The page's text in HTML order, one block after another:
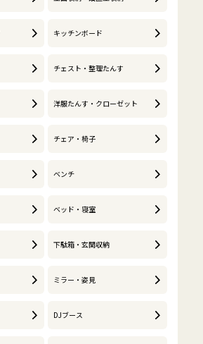
キッチンボード
チェスト・整理たんす
洋服たんす・クローゼット
チェア・椅子
ベンチ
ベッド・寝室
下駄箱・玄関収納
ミラー・姿見
DJブース